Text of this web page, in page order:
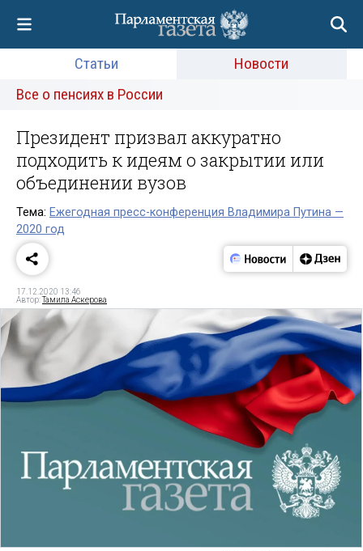
Статьи
Новости
Все о пенсиях в России
Президент призвал аккуратно
подходить к идеям о закрытии или
объединении вузов
Тема: Ежегодная пресс-конференция Владимира Путина —
2020 год
17.12.2020 13:46
Автор:Тамила Аскерова